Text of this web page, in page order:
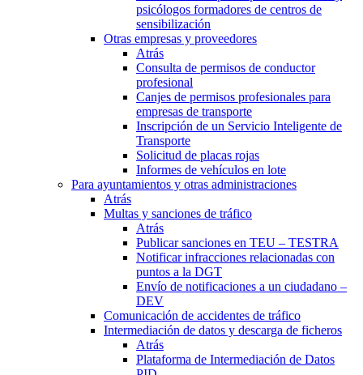
psicólogos formadores de centros de
sensibilización
Otras empresas y proveedores
Atrás
Consulta de permisos de conductor
profesional
Canjes de permisos profesionales para
empresas de transporte
Inscripción de un Servicio Inteligente de
Transporte
Solicitud de placas rojas
Informes de vehículos en lote
Para ayuntamientos y otras administraciones
Atrás
Multas y sanciones de tráfico
Atrás
Publicar sanciones en TEU – TESTRA
Notificar infracciones relacionadas con
puntos a la DGT
Envío de notificaciones a un ciudadano –
DEV
Comunicación de accidentes de tráfico
Intermediación de datos y descarga de ficheros
Atrás
Plataforma de Intermediación de Datos